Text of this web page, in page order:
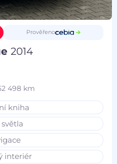
Prověřeno
2014
498 km
kniha
světla
interiér